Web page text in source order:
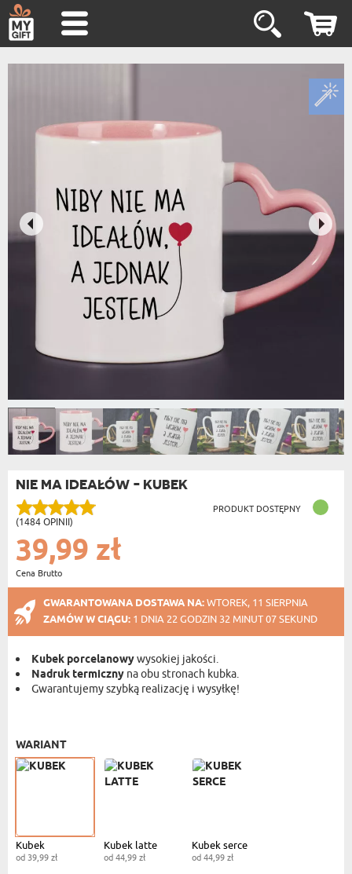
NIE MA IDEAŁÓW - KUBEK
(1484 OPINII)
PRODUKT DOSTĘPNY
39,99 zł
Cena Brutto
GWARANTOWANA DOSTAWA NA:WTOREK, 11 SIERPNIA
ZAMÓW W CIĄGU: 1 DNIA 22 GODZIN 32 MINUT 07 SEKUND
Kubek porcelanowywysokiej jakości.
Nadruk termiczny na obu stronach kubka.
Gwarantujemy szybką realizację i wysyłkę!
WARIANT
Kubek
od 39,99 zł
Kubek latte
od 44,99 zł
Kubek serce
od 44,99 zł